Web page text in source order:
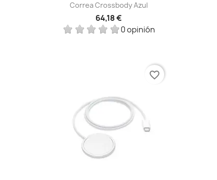
Correa Crossbody Azul
64,18 €
0 opinión
favorite_border